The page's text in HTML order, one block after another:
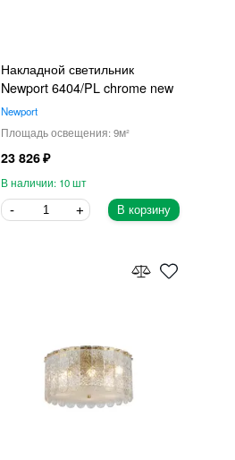
Накладной светильник
Newport 6404/PL chrome new
Newport
9
23 826
10
В корзину